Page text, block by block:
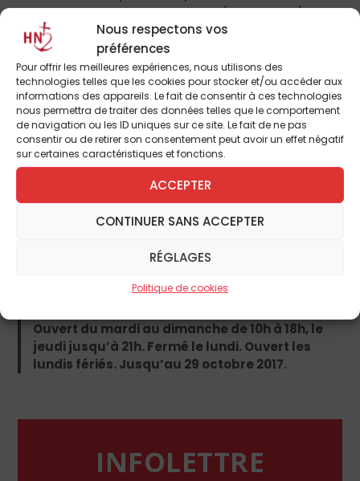
Nous respectons vos
préférences
Pour offrir les meilleures expériences, nous utilisons des
technologies telles que les cookies pour stocker et/ou accéder aux
informations des appareils. Le fait de consentir à ces technologies
nous permettra de traiter des données telles que le comportement
de navigation ou les ID uniques sur ce site. Le fait de ne pas
consentir ou de retirer son consentement peut avoir un effet négatif
sur certaines caractéristiques et fonctions.
ACCEPTER
CONTINUER SANS ACCEPTER
RÉGLAGES
Politique de cookies
ces acquisitions. Emil Bührle (1890-1956),
allemand naturalisé suisse, s’enrichit
considérablement en fabriquant des armes,
qu’il vendit d’abord à la Chine puis en France
et en Grande-Bretagne mais aussi en
Allemagne en 1940… Par ailleurs, il acheta des
œuvres provenant de biens spoliés dont il se
défendit de connaître l’origine et qu’il
racheta à leurs légitimes propriétaires. Une
salle est ainsi dédiée aux documents
d’archives et aux recherches menées par la
Fondation Bührle sur le parcours complexe
Fondation de l’Hermitage, 2, route du Signal,
Ouvert du mardi au dimanche de 10h à 18h, le
jeudi jusqu’à 21h. Fermé le lundi. Ouvert les
lundis fériés. Jusqu’au 29 octobre 2017.
INFOLETTRE